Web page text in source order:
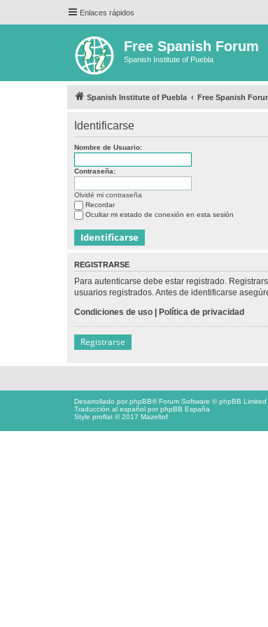
Enlaces rápidos
Free Spanish Forum
Spanish Institute of Puebla
Spanish Institute of Puebla Free Spanish
Identificarse
Nombre de Usuario:
Contraseña:
Olvidé mi contraseña
Recordar
Ocultar mi estado de conexión en esta sesión
REGISTRARSE
Para autenticarse debe estar registrado.
usuarios registrados. Antes de identificarse
Condiciones de uso | Política de privacidad
Registrarse
Desarrollado porphpBB® Forum Software © phpBB Limited
Traducción al español porphpBB España
Style proflat © 2017 Mazeltof